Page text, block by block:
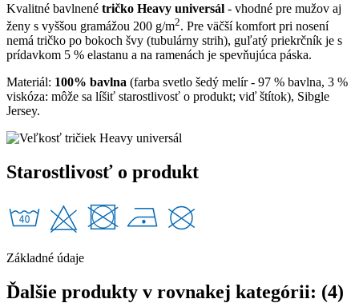
Kvalitné bavlnené tričko Heavy universál - vhodné pre mužov aj
ženy s vyššou gramážou 200 g/m2. Pre väčší komfort pri nosení
nemá tričko po bokoch švy (tubulárny strih), guľatý priekrčník je s
prídavkom 5 % elastanu a na ramenách je spevňujúca páska.
Materiál: 100% bavlna (farba svetlo šedý melír - 97 % bavlna, 3 %
viskóza: môže sa líšiť starostlivosť o produkt; viď štítok), Sibgle
Jersey.
Starostlivosť o produkt
Základné údaje
Ďalšie produkty v rovnakej kategórii: (4)